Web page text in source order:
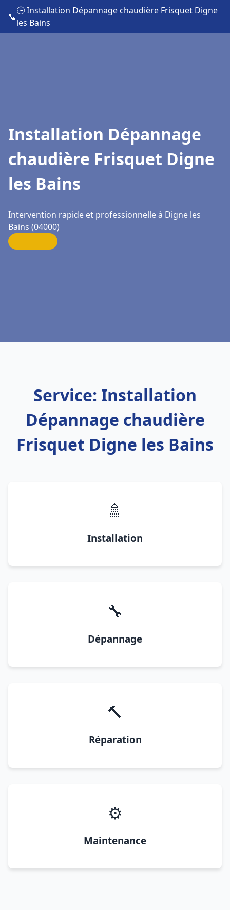
📞
🕒 Installation Dépannage chaudière Frisquet Digne
les Bains
Installation Dépannage
chaudière Frisquet Digne
les Bains
Intervention rapide et professionnelle à Digne les
Bains (04000)
Service: Installation
Dépannage chaudière
Frisquet Digne les Bains
🚿
Installation
🔧
Dépannage
🔨
Réparation
⚙️
Maintenance